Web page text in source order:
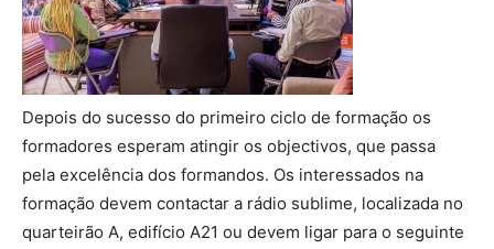
Depois do sucesso do primeiro ciclo de formação os
formadores esperam atingir os objectivos, que passa
pela excelência dos formandos. Os interessados na
formação devem contactar a rádio sublime, localizada no
quarteirão A, edifício A21 ou devem ligar para o seguinte